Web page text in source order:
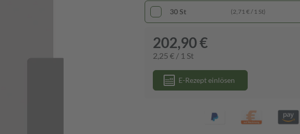
30 St (2,71 € / 1 St)
202,90 €
2,25 € / 1 St
E-Rezept einlösen